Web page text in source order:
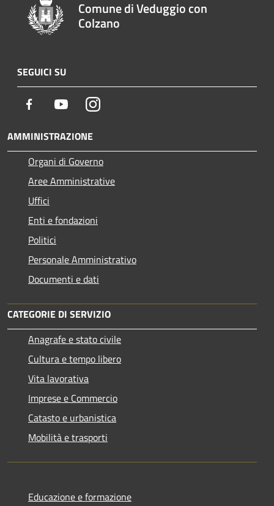
Comune di Veduggio con
Colzano
SEGUICI SU
Facebook YoutubeInstagram
AMMINISTRAZIONE
Organi di Governo
Aree Amministrative
Uffici
Enti e fondazioni
Politici
Personale Amministrativo
Documenti e dati
CATEGORIE DI SERVIZIO
Anagrafe e stato civile
Cultura e tempo libero
Vita lavorativa
Imprese e Commercio
Catasto e urbanistica
Mobilità e trasporti
Educazione e formazione